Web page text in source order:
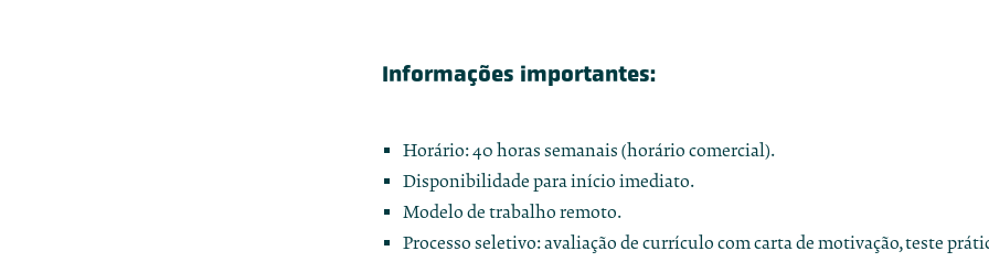
Informações importantes:
Horário: 40 horas semanais (horário comercial).
Disponibilidade para início imediato.
Modelo de trabalho remoto.
Processo seletivo: avaliação de currículo com carta de motivação, teste